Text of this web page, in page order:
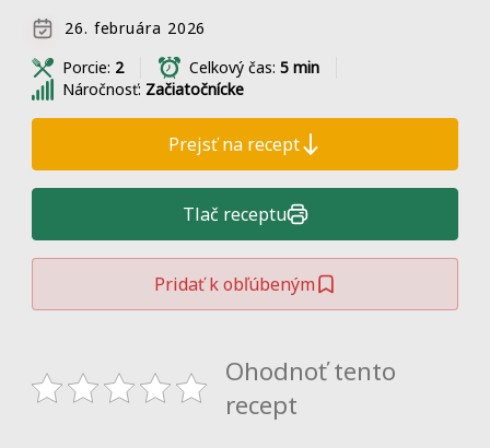
26. februára 2026
Porcie: 2 Celkový čas: 5 min
Náročnosť: Začiatočnícke
Prejsť na recept
Tlač receptu
Pridať k obľúbeným
Ohodnoť tento
recept